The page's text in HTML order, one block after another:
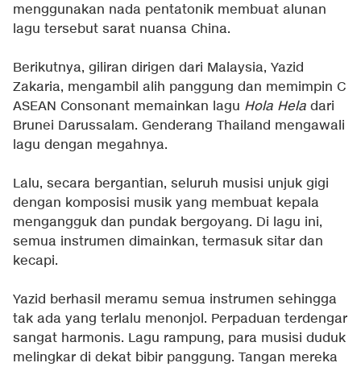
menggunakan nada pentatonik membuat alunan
lagu tersebut sarat nuansa China.
Berikutnya, giliran dirigen dari Malaysia, Yazid
Zakaria, mengambil alih panggung dan memimpin C
ASEAN Consonant memainkan lagu Hola Hela dari
Brunei Darussalam. Genderang Thailand mengawali
lagu dengan megahnya.
Lalu, secara bergantian, seluruh musisi unjuk gigi
dengan komposisi musik yang membuat kepala
mengangguk dan pundak bergoyang. Di lagu ini,
semua instrumen dimainkan, termasuk sitar dan
kecapi.
Yazid berhasil meramu semua instrumen sehingga
tak ada yang terlalu menonjol. Perpaduan terdengar
sangat harmonis. Lagu rampung, para musisi duduk
melingkar di dekat bibir panggung. Tangan mereka